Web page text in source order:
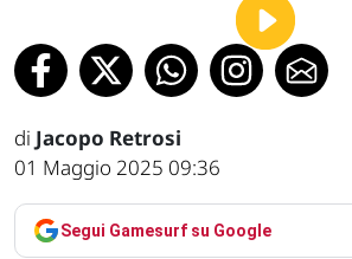
di Jacopo Retrosi
01 Maggio 2025 09:36
Segui Gamesurf su Google